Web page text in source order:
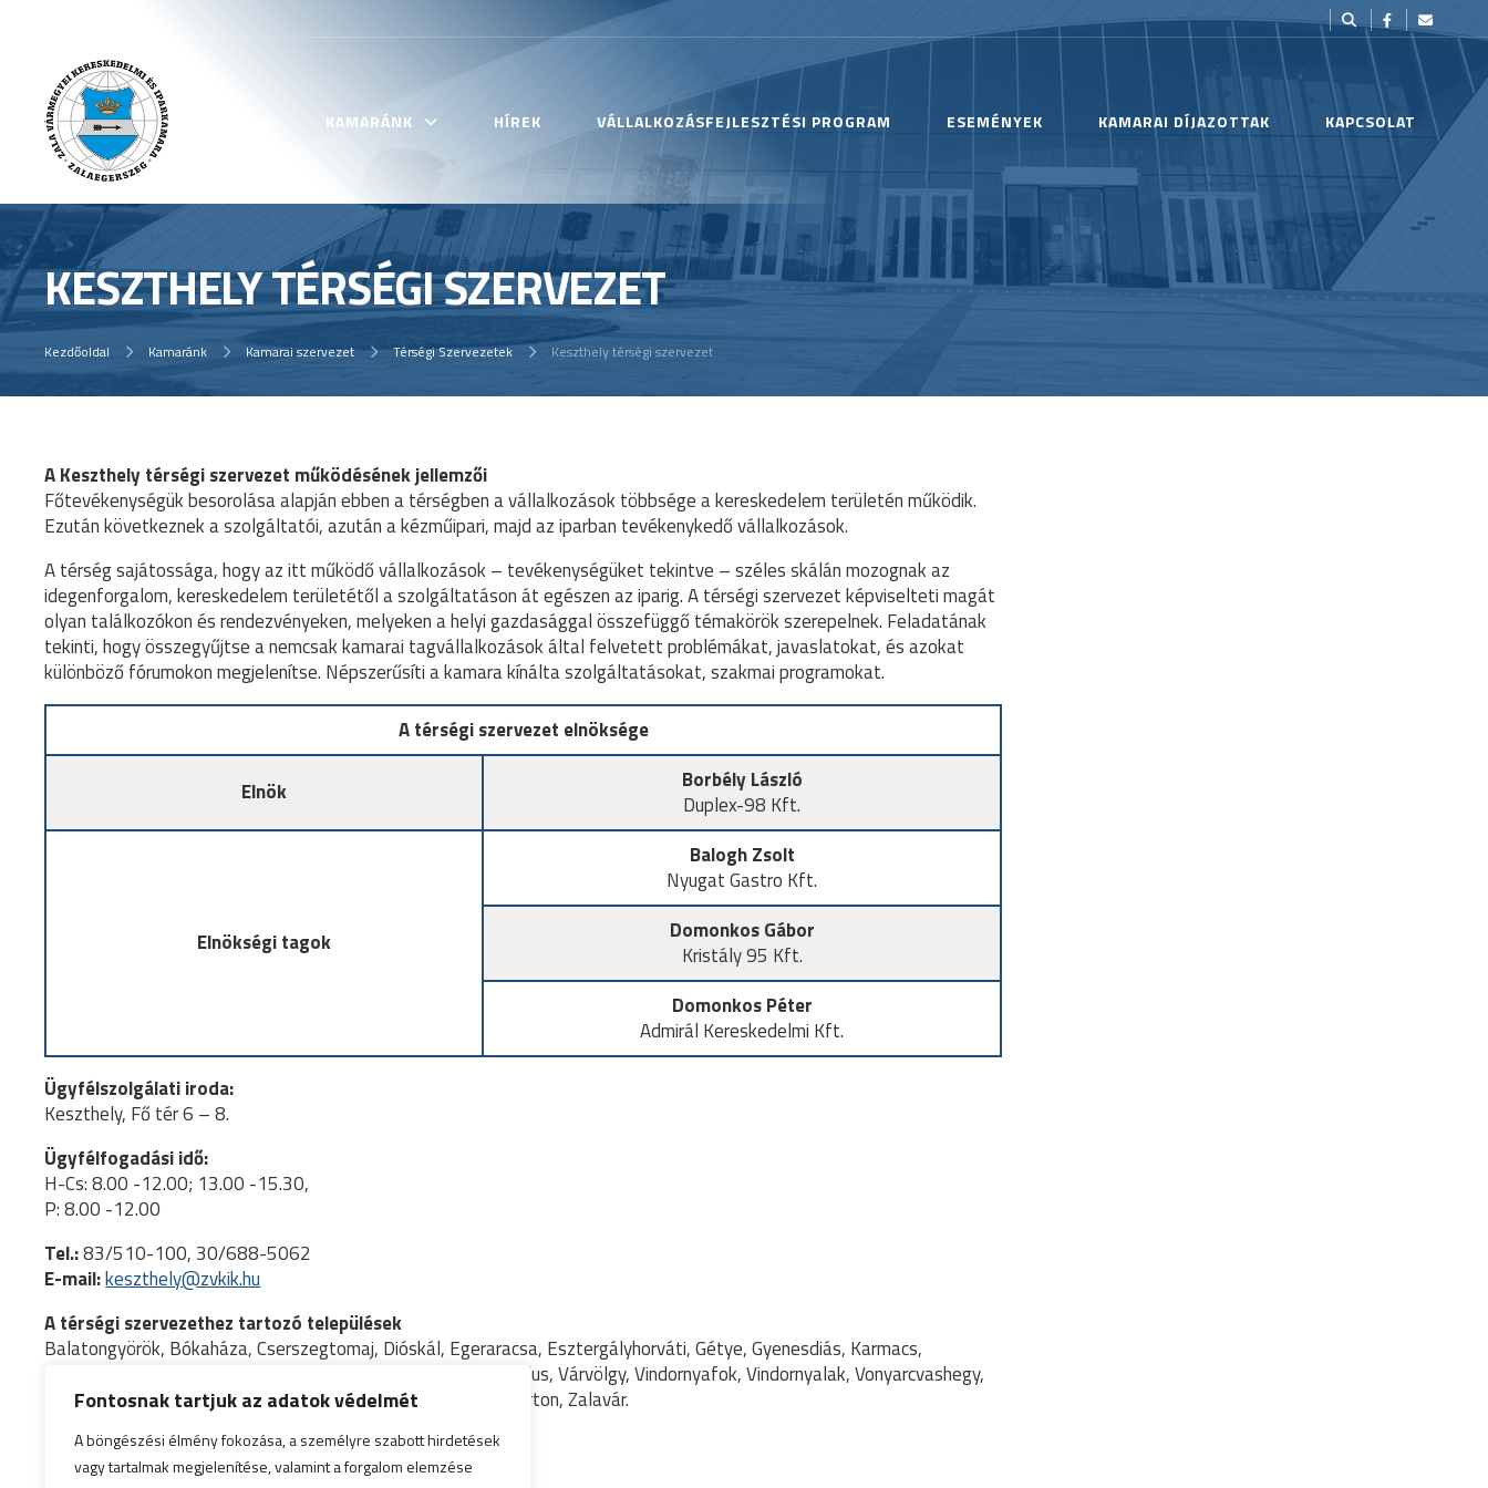
Fontosnak tartjuk az adatok védelmét
A böngészési élmény fokozása, a személyre szabott hirdetések
vagy tartalmak megjelenítése, valamint a forgalom elemzése
KAMARÁNK HÍREK VÁLLALKOZÁSFEJLESZTÉSI PROGRAM ESEMÉNYEK KAMARAI DÍJAZOTTAK KAPCSOLAT
KESZTHELY TÉRSÉGI SZERVEZET
Kezdőoldal Kamaránk Kamarai szervezet Térségi Szervezetek Keszthely térségi szervezet
A Keszthely térségi szervezet működésének jellemzői
Főtevékenységük besorolása alapján ebben a térségben a vállalkozások többsége a kereskedelem területén működik.
Ezután következnek a szolgáltatói, azután a kézműipari, majd az iparban tevékenykedő vállalkozások.
A térség sajátossága, hogy az itt működő vállalkozások – tevékenységüket tekintve – széles skálán mozognak az
idegenforgalom, kereskedelem területétől a szolgáltatáson át egészen az iparig. A térségi szervezet képviselteti magát
olyan találkozókon és rendezvényeken, melyeken a helyi gazdasággal összefüggő témakörök szerepelnek. Feladatának
tekinti, hogy összegyűjtse a nemcsak kamarai tagvállalkozások által felvetett problémákat, javaslatokat, és azokat
különböző fórumokon megjelenítse. Népszerűsíti a kamara kínálta szolgáltatásokat, szakmai programokat.
A térségi szervezet elnöksége
Elnök
Borbély László
Duplex-98 Kft.
Elnökségi tagok
Balogh Zsolt
Nyugat Gastro Kft.
Domonkos Gábor
Kristály 95 Kft.
Domonkos Péter
Admirál Kereskedelmi Kft.
Ügyfélszolgálati iroda:
Keszthely, Fő tér 6 – 8.
Ügyfélfogadási idő:
H-Cs: 8.00 -12.00; 13.00 -15.30,
P: 8.00 -12.00
Tel.:83/510-100, 30/688-5062
E-mail:keszthely@zvkik.hu
A térségi szervezethez tartozó települések
Balatongyörök, Bókaháza, Cserszegtomaj, Dióskál, Egeraracsa, Esztergályhorváti, Gétye, Gyenesdiás, Karmacs,
Keszthely, Rezi, Sármellék, Szentgyörgyvár, Szentpéterúr, Vállus, Várvölgy, Vindornyafok, Vindornyalak, Vonyarcvashegy,
Zalaapáti, Zalaigrice, Zalaköveskút, Zalaszántó, Zalaszentmárton, Zalavár.